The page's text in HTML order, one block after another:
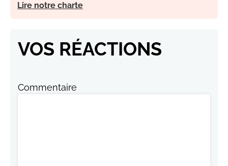
Lire notre charte
VOS RÉACTIONS
Commentaire